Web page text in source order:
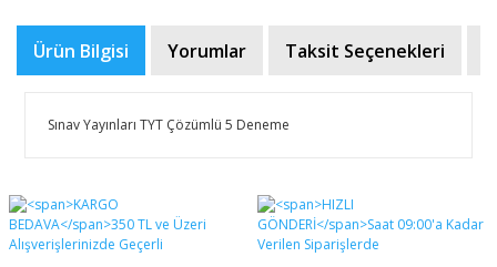
Ürün Bilgisi Yorumlar Taksit Seçenekleri
Sınav Yayınları TYT Çözümlü 5 Deneme
Bu ürüne ilk yorumu siz yapın!
Bu ürünün fiyat bilgisi, resim, ürün açıklamalarında ve
diğer konularda yetersiz gördüğünüz noktaları öneri
formunu kullanarak tarafımıza iletebilirsiniz.
Görüş ve önerileriniz için teşekkür ederiz.